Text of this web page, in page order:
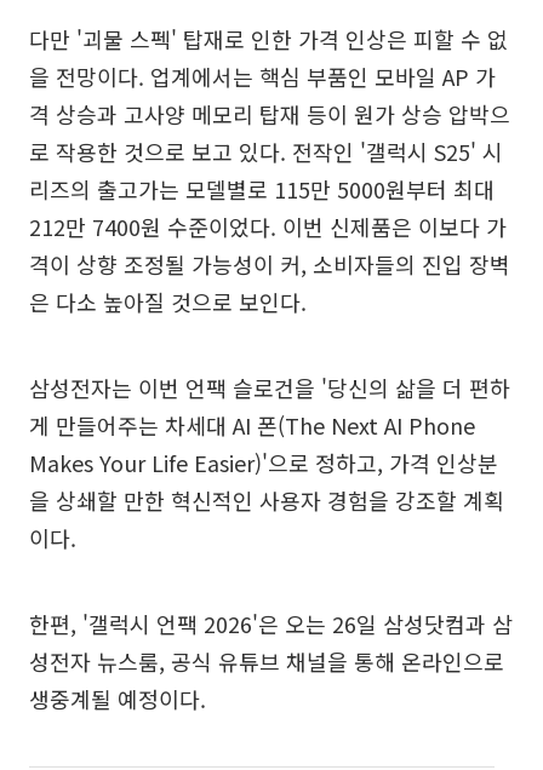
다만 '괴물 스펙' 탑재로 인한 가격 인상은 피할 수 없
을 전망이다. 업계에서는 핵심 부품인 모바일 AP 가
격 상승과 고사양 메모리 탑재 등이 원가 상승 압박으
로 작용한 것으로 보고 있다. 전작인 '갤럭시 S25' 시
리즈의 출고가는 모델별로 115만 5000원부터 최대
212만 7400원 수준이었다. 이번 신제품은 이보다 가
격이 상향 조정될 가능성이 커, 소비자들의 진입 장벽
은 다소 높아질 것으로 보인다.
삼성전자는 이번 언팩 슬로건을 '당신의 삶을 더 편하
게 만들어주는 차세대 AI 폰(The Next AI Phone
Makes Your Life Easier)'으로 정하고, 가격 인상분
을 상쇄할 만한 혁신적인 사용자 경험을 강조할 계획
이다.
한편, '갤럭시 언팩 2026'은 오는 26일 삼성닷컴과 삼
성전자 뉴스룸, 공식 유튜브 채널을 통해 온라인으로
생중계될 예정이다.